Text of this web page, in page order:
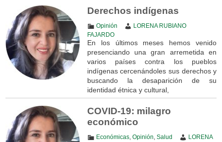
Derechos indígenas
Opinión
LORENA RUBIANO
FAJARDO
En los últimos meses hemos venido
presenciando una gran arremetida en
varios países contra los pueblos
indígenas cercenándoles sus derechos y
buscando la desaparición de su
identidad étnica y cultural,
COVID-19: milagro
económico
Económicas, Opinión Salud
LORENA